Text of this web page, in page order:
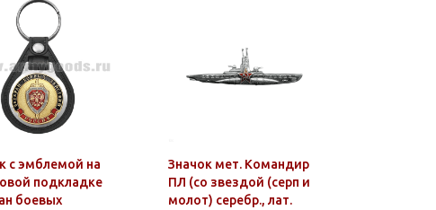
с эмблемой на
подкладке
боевых
Значок мет. Командир
ПЛ (со звездой (серп и
молот) серебр., лат.